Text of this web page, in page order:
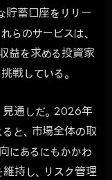
貯蓄口座をリリー
らのサービスは、
益を求める投資家
戦している。
見通しだ。2026年
と、市場全体の取
にあるにもかかわ
持し、リスク管理